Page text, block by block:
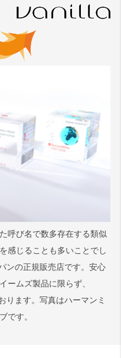
呼び名で数多存在する類似
感じることも多いことでし
ンの正規販売店です。安心
ームズ製品に限らず、
ります。写真はハーマンミ
です。